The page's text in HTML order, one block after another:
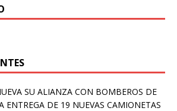
SU ALIANZA CON BOMBEROS DE
ENTREGA DE 19 NUEVAS CAMIONETAS